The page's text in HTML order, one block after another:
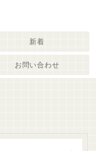
新着
お問い合わせ